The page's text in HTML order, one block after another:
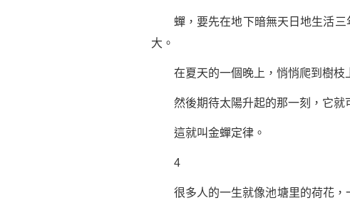
蟬，要先在地下暗無天日地生活三
大。
在夏天的一個晚上，悄悄爬到樹枝
然後期待太陽升起的那一刻，它就
這就叫金蟬定律。
4
很多人的一生就像池塘里的荷花，